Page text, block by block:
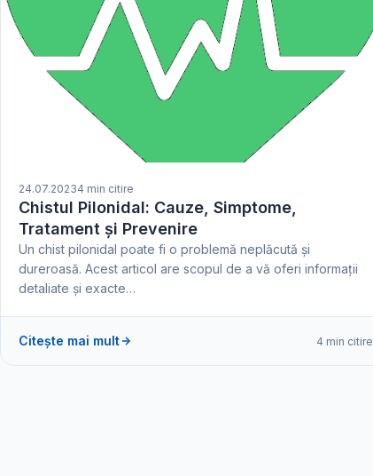
24.07.20234 min citire
Chistul Pilonidal: Cauze, Simptome,
Tratament și Prevenire
Un chist pilonidal poate fi o problemă neplăcută și
dureroasă. Acest articol are scopul de a vă oferi informații
detaliate și exacte…
Citește mai mult 4 min citire